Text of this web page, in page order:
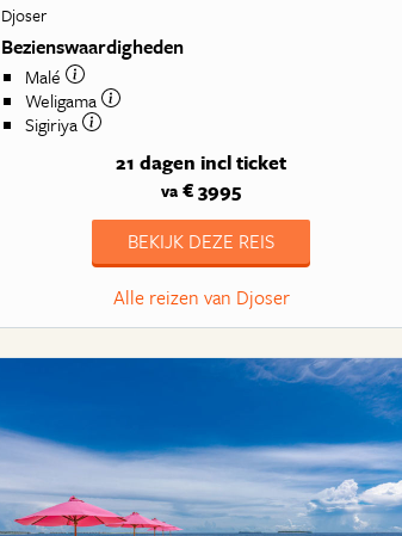
Djoser
Bezienswaardigheden
Malé
Weligama
Sigiriya
21 dagen incl ticket
va € 3995
BEKIJK DEZE REIS
Alle reizen van Djoser